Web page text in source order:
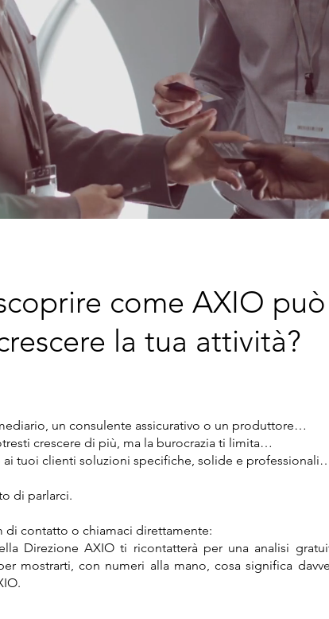
come AXIO
la tua attività?
un consulente assicurativo o un produttore…
crescere di più, ma la burocrazia ti limita…
ai tuoi clienti soluzioni specifiche, solide e
di parlarci.
di contatto o chiamaci direttamente:
Direzione AXIO ti ricontatterà per una analisi
mostrarti, con numeri alla mano, cosa significa